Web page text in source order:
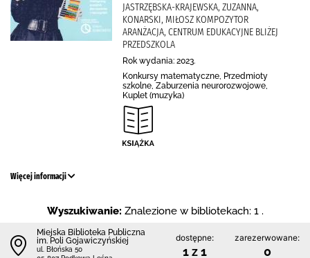
JASTRZĘBSKA-KRAJEWSKA, ZUZANNA,
KONARSKI, MIŁOSZ KOMPOZYTOR
ARANŻACJA, CENTRUM EDUKACYJNE BLIŻEJ
PRZEDSZKOLA
Rok wydania: 2023.
Konkursy matematyczne, Przedmioty
szkolne, Zaburzenia neurorozwojowe,
Kuplet (muzyka)
Więcej informacji
Wyszukiwanie: Znalezione w bibliotekach: 1 .
Miejska Biblioteka Publiczna
im. Poli Gojawiczyńskiej
ul. Błońska 50
dostępne:
1 z 1
zarezerwowane:
0